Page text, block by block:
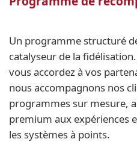
Un programme structuré
catalyseur de la
vous accordez à vos
nous accompagnons nos
programmes sur mesure,
premium aux expériences
les systèmes à points.